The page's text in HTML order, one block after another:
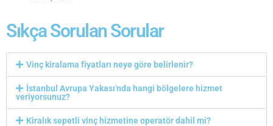
Sıkça Sorulan Sorular
Vinç kiralama fiyatları neye göre belirlenir?
İstanbul Avrupa Yakası'nda hangi bölgelere hizmet
veriyorsunuz?
Kiralık sepetli vinç hizmetine operatör dahil mi?